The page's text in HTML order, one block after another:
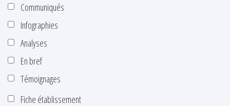
Communiqués
Infographies
Analyses
En bref
Témoignages
Fiche établissement